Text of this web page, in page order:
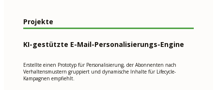
Projekte
KI-gestützte E-Mail-Personalisierungs-Engine
Erstellte einen Prototyp für Personalisierung, der Abonnenten nach
Verhaltensmustern gruppiert und dynamische Inhalte für Lifecycle-
Kampagnen empfiehlt.